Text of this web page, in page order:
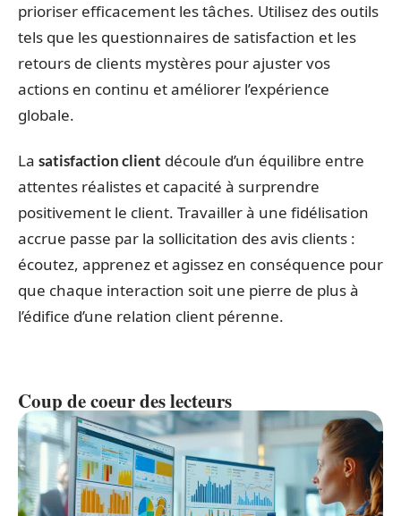
prioriser efficacement les tâches. Utilisez des outils
tels que les questionnaires de satisfaction et les
retours de clients mystères pour ajuster vos
actions en continu et améliorer l’expérience
globale.
La satisfaction client découle d’un équilibre entre
attentes réalistes et capacité à surprendre
positivement le client. Travailler à une fidélisation
accrue passe par la sollicitation des avis clients :
écoutez, apprenez et agissez en conséquence pour
que chaque interaction soit une pierre de plus à
l’édifice d’une relation client pérenne.
Coup de coeur des lecteurs